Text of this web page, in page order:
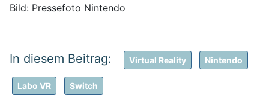
Bild: Pressefoto Nintendo
Virtual Reality Nintendo
Labo VR Switch